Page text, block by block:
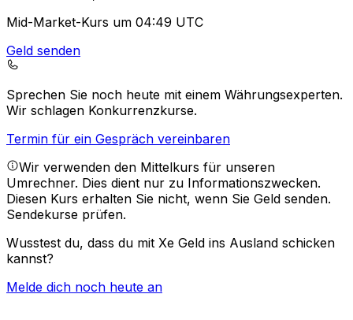
Mid-Market-Kurs um 04:49 UTC
Geld senden
Sprechen Sie noch heute mit einem Währungsexperten.
Wir schlagen Konkurrenzkurse.
Termin für ein Gespräch vereinbaren
Wir verwenden den Mittelkurs für unseren
Umrechner. Dies dient nur zu Informationszwecken.
Diesen Kurs erhalten Sie nicht, wenn Sie Geld senden.
Sendekurse prüfen.
Wusstest du, dass du mit Xe Geld ins Ausland schicken
kannst?
Melde dich noch heute an